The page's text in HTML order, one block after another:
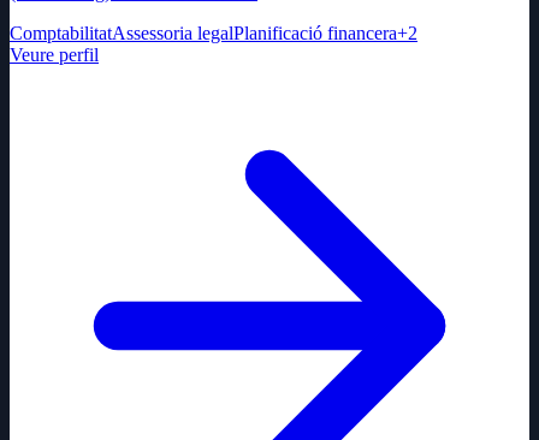
ComptabilitatAssessoria legalPlanificació financera+2
Veure perfil